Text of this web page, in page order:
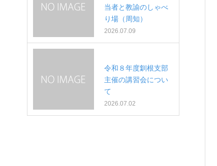
当者と教諭のしゃべ
り場（周知）
2026.07.09
令和８年度釧根支部
主催の講習会につい
て
2026.07.02